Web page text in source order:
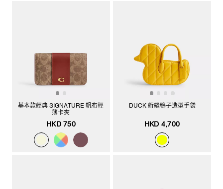
基本款經典 SIGNATURE 帆布輕
薄卡夾
HKD 750
DUCK 絎縫鴨子造型手袋
HKD 4,700